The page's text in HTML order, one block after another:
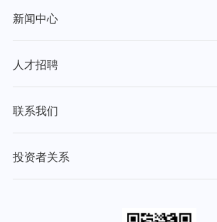
新闻中心
人才招聘
联系我们
投资者关系